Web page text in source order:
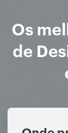
Os
de